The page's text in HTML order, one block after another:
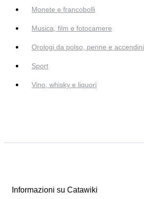
Monete e francobolli
Musica, film e fotocamere
Orologi da polso, penne e accendini
Sport
Vino, whisky e liquori
Informazioni su Catawiki